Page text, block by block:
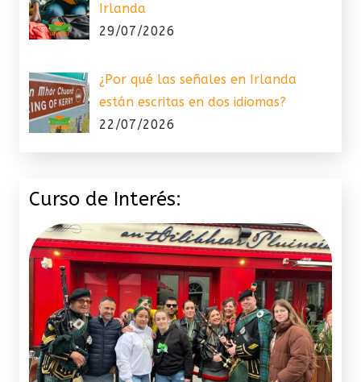
Irlanda
29/07/2026
¿Por qué las señales en Irlanda
están escritas en dos idiomas?
22/07/2026
Curso de Interés: